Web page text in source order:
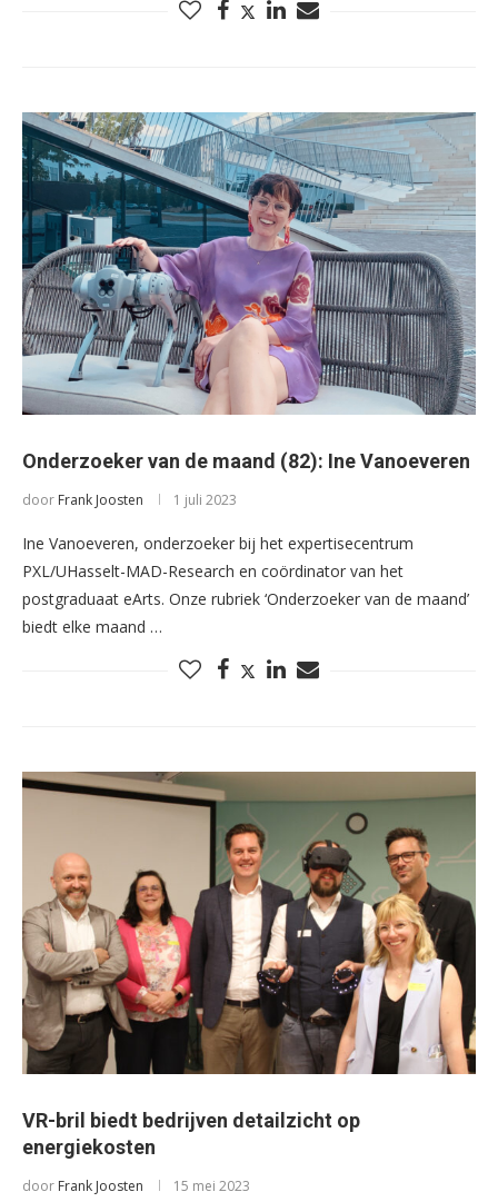
Onderzoeker van de maand (82): Ine Vanoeveren
door Frank Joosten 1 juli 2023
Ine Vanoeveren, onderzoeker bij het expertisecentrum
PXL/UHasselt-MAD-Research en coördinator van het
postgraduaat eArts. Onze rubriek ‘Onderzoeker van de maand’
biedt elke maand …
VR-bril biedt bedrijven detailzicht op
energiekosten
door Frank Joosten 15 mei 2023